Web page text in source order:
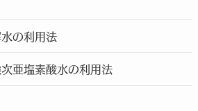
の利用法
亜塩素酸水の利用法